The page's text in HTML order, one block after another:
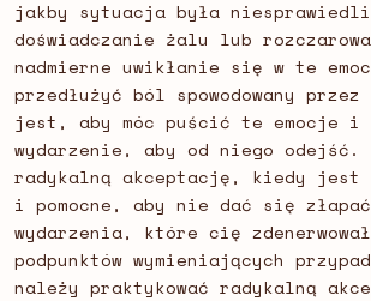
jakby sytuacja była
doświadczanie żalu lub
nadmierne uwikłanie się w te
przedłużyć ból spowodowany przez
jest, aby móc puścić te emocje i
wydarzenie, aby od niego odejść.
radykalną akceptację, kiedy jest
i pomocne, aby nie dać się złapać
wydarzenia, które cię
podpunktów wymieniających
należy praktykować radykalną